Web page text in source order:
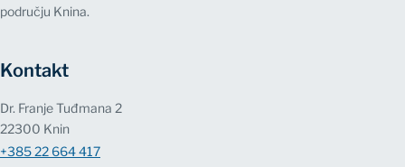
području Knina.
Kontakt
Dr. Franje Tuđmana 2
22300 Knin
+385 22 664 417